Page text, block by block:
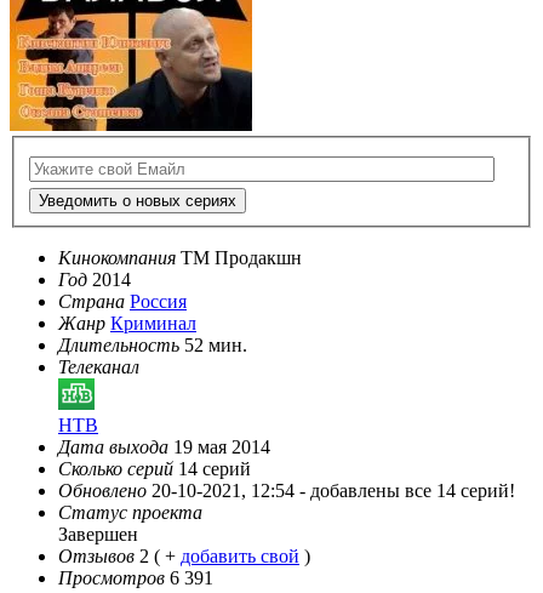
Уведомить о новых сериях
Кинокомпания ТМ Продакшн
Год 2014
Страна Россия
Жанр Криминал
Длительность 52 мин.
Телеканал
НТВ
Дата выхода 19 мая 2014
Сколько серий 14 серий
Обновлено 20-10-2021, 12:54 - добавлены все 14 серий!
Статус проекта
Завершен
Отзывов 2 ( + добавить свой )
Просмотров 6 391